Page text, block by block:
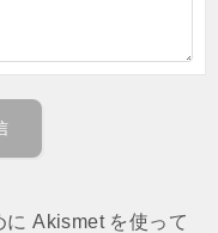
に Akismet を使って